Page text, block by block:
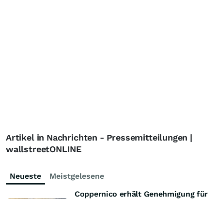
Artikel in Nachrichten - Pressemitteilungen |
wallstreetONLINE
Neueste
Meistgelesene
Coppernico erhält Genehmigung für